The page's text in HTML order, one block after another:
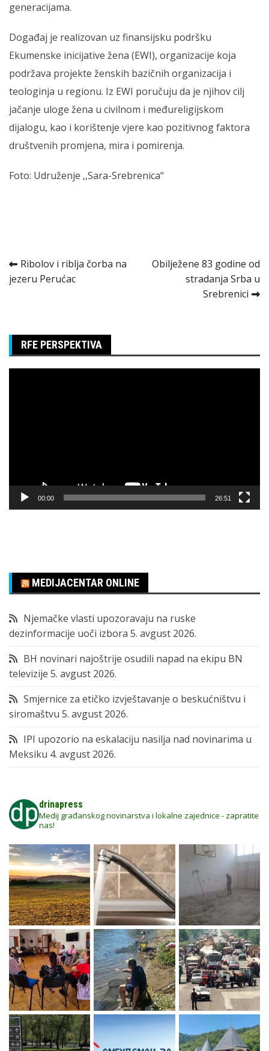
generacijama.
Događaj je realizovan uz finansijsku podršku
Ekumenske inicijative žena (EWI), organizacije koja
podržava projekte ženskih bazičnih organizacija i
teologinja u regionu. Iz EWI poručuju da je njihov cilj
jačanje uloge žena u civilnom i međureligijskom
dijalogu, kao i korištenje vjere kao pozitivnog faktora
društvenih promjena, mira i pomirenja.
Foto: Udruženje ‚‚Sara-Srebrenica“
Kretanje
članka
Ribolov i riblja čorba na
jezeru Perućac
Obilježene 83 godine od
stradanja Srba u
Srebrenici
RFE PERSPEKTIVA
00:00 26:51
MEDIJACENTAR ONLINE
Njemačke vlasti upozoravaju na ruske
dezinformacije uoči izbora 5. avgust 2026.
BH novinari najoštrije osudili napad na ekipu BN
televizije 5. avgust 2026.
Smjernice za etičko izvještavanje o beskućništvu i
siromaštvu 5. avgust 2026.
IPI upozorio na eskalaciju nasilja nad novinarima u
Meksiku 4. avgust 2026.
drinapress
Medij građanskog novinarstva i lokalne zajednice - zapratite
nas!